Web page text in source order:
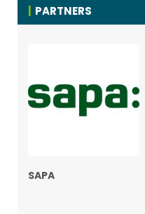
PARTNERS
SAPA